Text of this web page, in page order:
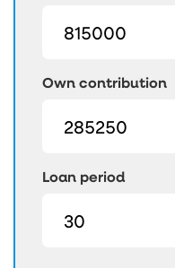
Own contribution
Loan period